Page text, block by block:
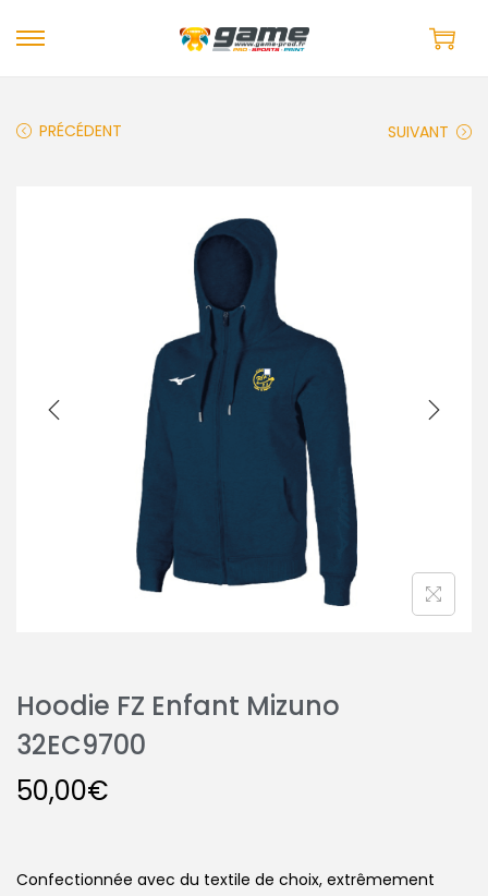
PRÉCÉDENT SUIVANT
Hoodie FZ Enfant Mizuno
32EC9700
50,00€
Confectionnée avec du textile de choix, extrêmement